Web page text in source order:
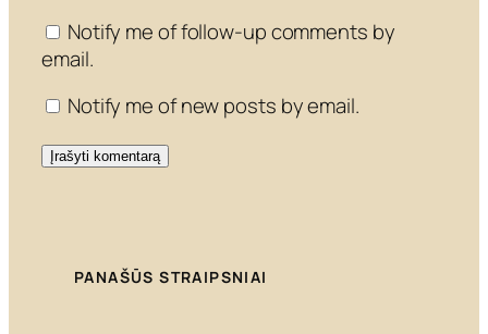
Notify me of follow-up comments by
email.
Notify me of new posts by email.
PANAŠŪS STRAIPSNIAI